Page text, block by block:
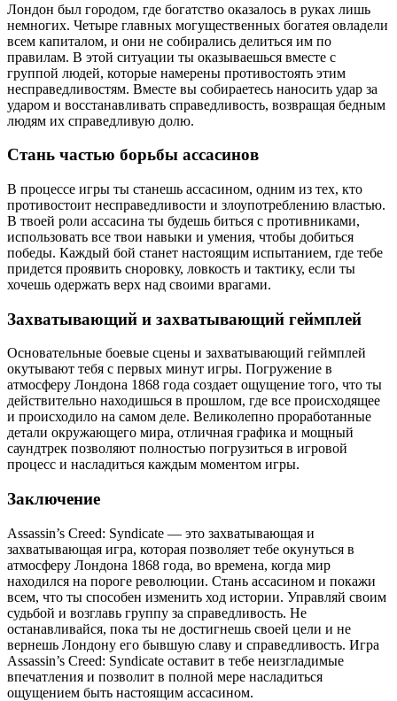
Лондон был городом, где богатство оказалось в руках лишь
немногих. Четыре главных могущественных богатея овладели
всем капиталом, и они не собирались делиться им по
правилам. В этой ситуации ты оказываешься вместе с
группой людей, которые намерены противостоять этим
несправедливостям. Вместе вы собираетесь наносить удар за
ударом и восстанавливать справедливость, возвращая бедным
людям их справедливую долю.
Стань частью борьбы ассасинов
В процессе игры ты станешь ассасином, одним из тех, кто
противостоит несправедливости и злоупотреблению властью.
В твоей роли ассасина ты будешь биться с противниками,
использовать все твои навыки и умения, чтобы добиться
победы. Каждый бой станет настоящим испытанием, где тебе
придется проявить сноровку, ловкость и тактику, если ты
хочешь одержать верх над своими врагами.
Захватывающий и захватывающий геймплей
Основательные боевые сцены и захватывающий геймплей
окутывают тебя с первых минут игры. Погружение в
атмосферу Лондона 1868 года создает ощущение того, что ты
действительно находишься в прошлом, где все происходящее
и происходило на самом деле. Великолепно проработанные
детали окружающего мира, отличная графика и мощный
саундтрек позволяют полностью погрузиться в игровой
процесс и насладиться каждым моментом игры.
Заключение
Assassin’s Creed: Syndicate — это захватывающая и
захватывающая игра, которая позволяет тебе окунуться в
атмосферу Лондона 1868 года, во времена, когда мир
находился на пороге революции. Стань ассасином и покажи
всем, что ты способен изменить ход истории. Управляй своим
судьбой и возглавь группу за справедливость. Не
останавливайся, пока ты не достигнешь своей цели и не
вернешь Лондону его бывшую славу и справедливость. Игра
Assassin’s Creed: Syndicate оставит в тебе неизгладимые
впечатления и позволит в полной мере насладиться
ощущением быть настоящим ассасином.